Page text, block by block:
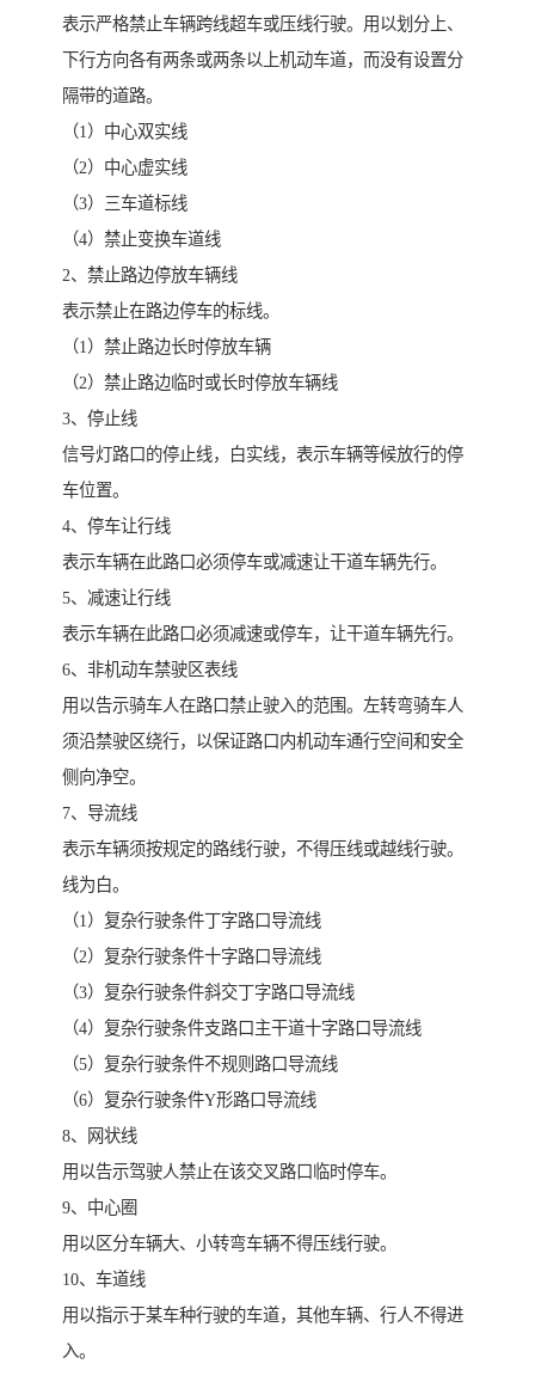
表示严格禁止车辆跨线超车或压线行驶。用以划分上、
下行方向各有两条或两条以上机动车道，而没有设置分
隔带的道路。
（1）中心双实线
（2）中心虚实线
（3）三车道标线
（4）禁止变换车道线
2、禁止路边停放车辆线
表示禁止在路边停车的标线。
（1）禁止路边长时停放车辆
（2）禁止路边临时或长时停放车辆线
3、停止线
信号灯路口的停止线，白实线，表示车辆等候放行的停
车位置。
4、停车让行线
表示车辆在此路口必须停车或减速让干道车辆先行。
5、减速让行线
表示车辆在此路口必须减速或停车，让干道车辆先行。
6、非机动车禁驶区表线
用以告示骑车人在路口禁止驶入的范围。左转弯骑车人
须沿禁驶区绕行，以保证路口内机动车通行空间和安全
侧向净空。
7、导流线
表示车辆须按规定的路线行驶，不得压线或越线行驶。
线为白。
（1）复杂行驶条件丁字路口导流线
（2）复杂行驶条件十字路口导流线
（3）复杂行驶条件斜交丁字路口导流线
（4）复杂行驶条件支路口主干道十字路口导流线
（5）复杂行驶条件不规则路口导流线
（6）复杂行驶条件Y形路口导流线
8、网状线
用以告示驾驶人禁止在该交叉路口临时停车。
9、中心圈
用以区分车辆大、小转弯车辆不得压线行驶。
10、车道线
用以指示于某车种行驶的车道，其他车辆、行人不得进
入。